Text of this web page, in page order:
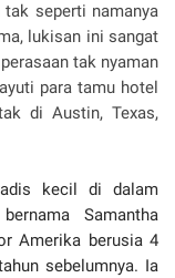
seperti namanya
lukisan ini sangat
tak nyaman
para tamu hotel
di Austin, Texas,
kecil di dalam
Samantha
Amerika berusia 4
sebelumnya. Ia